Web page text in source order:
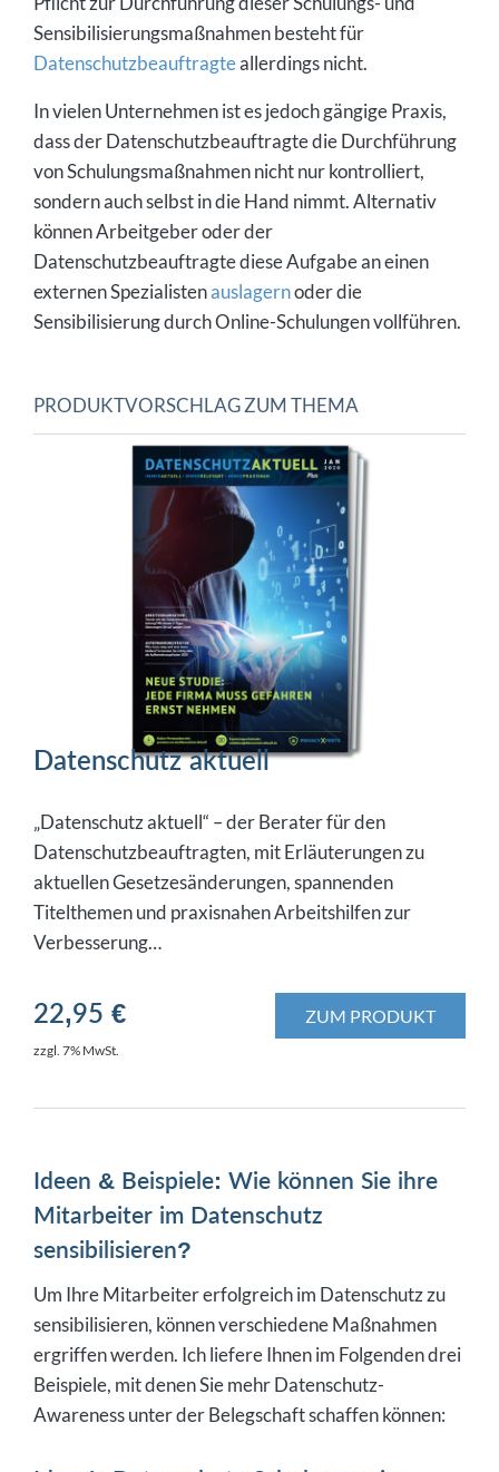
Sensibilisierungsmaßnahmen besteht für
Datenschutzbeauftragteallerdings nicht.
In vielen Unternehmen ist es jedoch gängige Praxis,
dass der Datenschutzbeauftragte die Durchführung
von Schulungsmaßnahmen nicht nur kontrolliert,
sondern auch selbst in die Hand nimmt. Alternativ
können Arbeitgeber oder der
Datenschutzbeauftragte diese Aufgabe an einen
externen Spezialistenauslagernoder die
Sensibilisierung durch Online-Schulungen vollführen.
PRODUKTVORSCHLAG ZUM THEMA
Datenschutz aktuell
„Datenschutz aktuell“ – der Berater für den
Datenschutzbeauftragten, mit Erläuterungen zu
aktuellen Gesetzesänderungen, spannenden
Titelthemen und praxisnahen Arbeitshilfen zur
Verbesserung…
22,95 €
zzgl. 7% MwSt.
ZUM PRODUKT
Ideen & Beispiele: Wie können Sie ihre
Mitarbeiter im Datenschutz
sensibilisieren?
Um Ihre Mitarbeiter erfolgreich im Datenschutz zu
sensibilisieren, können verschiedene Maßnahmen
ergriffen werden. Ich liefere Ihnen im Folgenden drei
Beispiele, mit denen Sie mehr Datenschutz-
Awareness unter der Belegschaft schaffen können: